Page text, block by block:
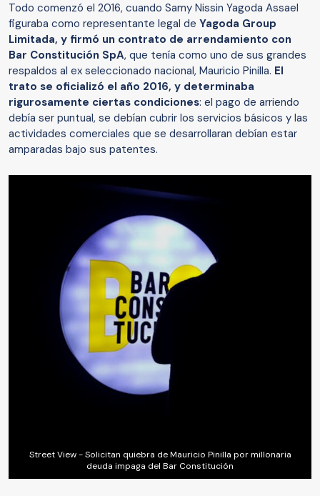
Todo comenzó el 2016, cuando Samy Nissin Yagoda Assael
figuraba como representante legal de Yagoda Group
Limitada, y firmó un contrato de arrendamiento con
Bar Constitución SpA, que tenía como uno de sus grandes
respaldos al ex seleccionado nacional, Mauricio Pinilla. El
trato se oficializó el año 2016, y determinaba
rigurosamente ciertas condiciones: el pago de arriendo
debía ser puntual, se debían cubrir los servicios básicos y las
actividades comerciales que se desarrollaran debían estar
amparadas bajo sus patentes.
Street View - Solicitan quiebra de Mauricio Pinilla por millonaria
deuda impaga del Bar Constitución